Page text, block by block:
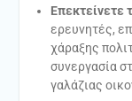
Επεκτείνετε
ερευνητές,
χάραξης
συνεργασία
γαλάζιας